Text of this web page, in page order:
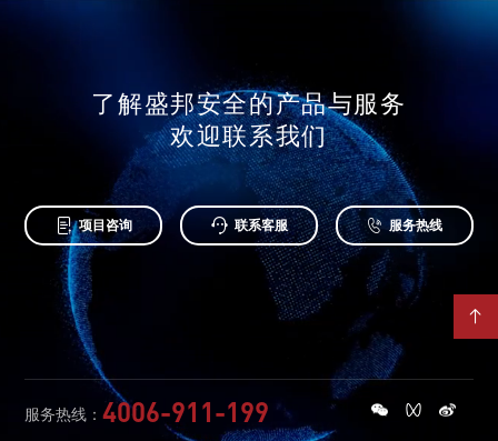

了解盛邦安全的产品与服务
欢迎联系我们
 项目咨询  联系客服  服务热线
服务热线：4006-911-199